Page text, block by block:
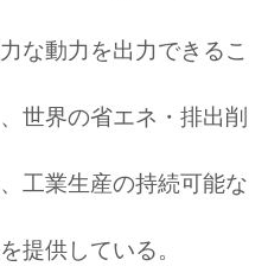
な動力を出力できるこ
世界の省エネ・排出削
工業生産の持続可能な
提供している。